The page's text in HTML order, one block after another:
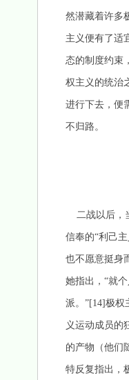
然潜藏着许多
主义便有了适
态的制度约束
权主义的统治
进行下去，便
不归路。
3、极权
二战以后，
信奉的“利己
也不愿意挺身
她指出，“就
派。”[14]极权
义运动成员的
的产物（他们
特反复指出，